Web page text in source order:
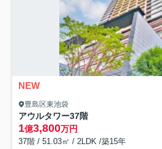
NEW
豊島区東池袋
アウルタワー37階
1億3,800万円
37階 / 51.03㎡ / 2LDK /築15年